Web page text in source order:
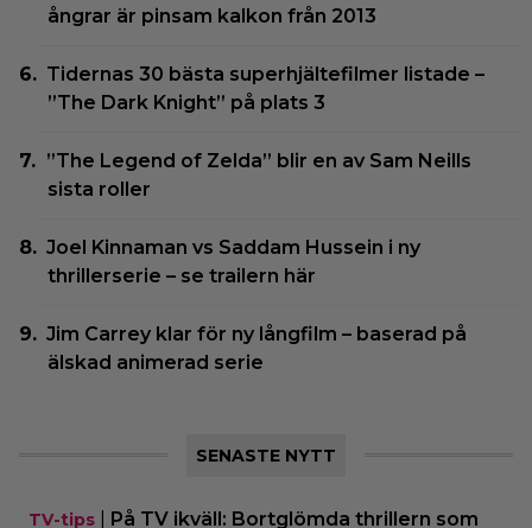
ångrar är pinsam kalkon från 2013
Tidernas 30 bästa superhjältefilmer listade –
”The Dark Knight” på plats 3
”The Legend of Zelda” blir en av Sam Neills
sista roller
Joel Kinnaman vs Saddam Hussein i ny
thrillerserie – se trailern här
Jim Carrey klar för ny långfilm – baserad på
älskad animerad serie
SENASTE NYTT
TV-tips
På TV ikväll: Bortglömda thrillern som